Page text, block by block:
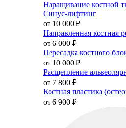
Наращивание костной
Синус-лифтинг
от 10 000 ₽
Направленная костная
от 6 000 ₽
Пересадка костного
от 10 000 ₽
Расщепление
от 7 800 ₽
Костная пластика
от 6 900 ₽